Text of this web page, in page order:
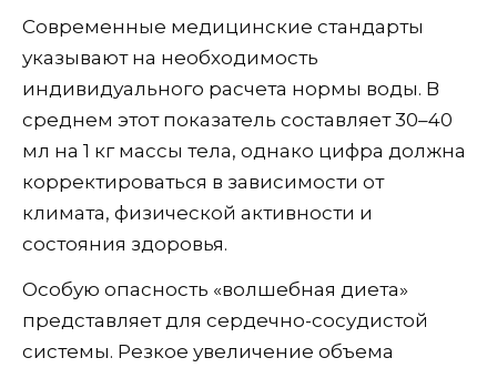
Современные медицинские стандарты
указывают на необходимость
индивидуального расчета нормы воды. В
среднем этот показатель составляет 30–40
мл на 1 кг массы тела, однако цифра должна
корректироваться в зависимости от
климата, физической активности и
состояния здоровья.
Особую опасность «волшебная диета»
представляет для сердечно-сосудистой
системы. Резкое увеличение объема